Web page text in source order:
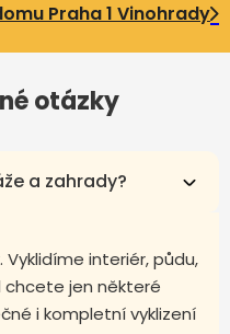
Praha 1 Vinohrady
otázky
a zahrady?
interiér, půdu,
chcete jen některé
i kompletní vyklizení